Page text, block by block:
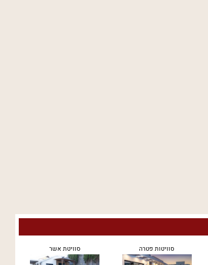
סוויטות פטרה סוויטת אשר